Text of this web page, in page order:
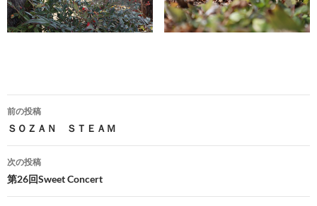
投
稿
ナ
前の投稿
ＳＯＺＡＮ ＳＴＥＡＭ
次の投稿
第26回Sweet Concert